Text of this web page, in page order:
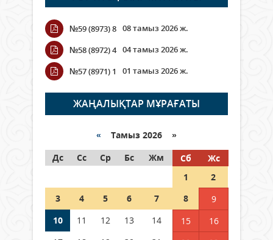
мыңнан астам көрерменнің
қауіпсіздігін қамтамасыз етті
06 тамыз 2026 ж.
Wi-Fi ҚАБЫРҒА АРҚЫЛЫ ҚАЛАЙ
ӨТЕДІ?
06 тамыз 2026 ж. 289
граждане Казахстана,
05 тамыз 2026 ж. 169
Шетелде жүрген Қазақстан
азаматтары қалай дауыс бере
05 тамыз 2026 ж.
№59 (8973) 8 08 тамыз 2026 ж.
№58 (8972) 4 04 тамыз 2026 ж.
№57 (8971) 1
01 тамыз 2026 ж.
ЖАҢАЛЫҚТАР МҰРАҒАТЫ
« Тамыз 2026 »
Дс
Сс Ср Бс Жм Сб
Жс
1
2
3
4 5 6 7 8
9
10
11 12 13 14 15
16